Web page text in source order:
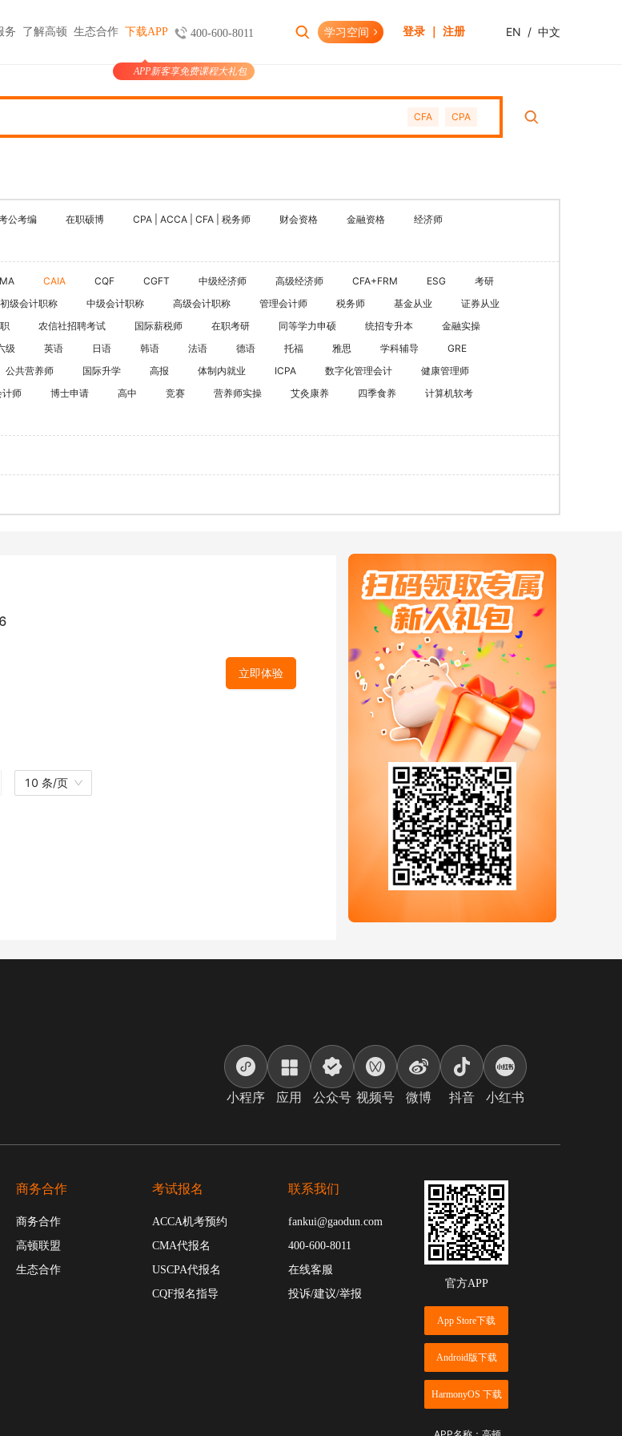
大学生实习与就业
小马学长
国际课程
紫藤国际 NEW
CPA | ACCA | CFA | 税务师
CPA
考公考编
公务员 HOT
国企招聘
留学语培
海外留学
财会资格
初级会计职称
CPA(注册会计师)
管理会计师
ACCA HOT
数字化管理会计
同等学力申硕
官方商城
务
考试报名
CQF报名指导 考试资讯
了解高顿 生态合作 下载APP
APP新客享免费课程大礼包
400-600-8011 学习空间 登录 ｜ 注册 EN / 中文
CFA CPA
公考编 在职硕博 CPA | ACCA | CFA | 税务师 财会资格 金融资格
经济师
CAIA CQF CGFT 中级经济师 高级经济师 CFA+FRM ESG
考研
初级会计职称 中级会计职称 高级会计职称 管理会计师 税务师 基金从业
证券从业
农信社招聘考试 国际薪税师 在职考研 同等学力申硕 统招专升本
金融实操
级 英语 日语 韩语 法语 德语 托福 雅思 学科辅导
GRE
公共营养师 国际升学 高报 体制内就业 ICPA 数字化管理会计
健康管理师
计师 博士申请 高中 竞赛 营养师实操 艾灸康养 四季食养
计算机软考
立即体验
10 条/页
小程序 应用 公众号 视频号 微博 抖音 小红书
商务合作
商务合作
高顿联盟
生态合作
考试报名
ACCA机考预约
CMA代报名
USCPA代报名
CQF报名指导
联系我们
fankui@gaodun.com
400-600-8011
在线客服
投诉/建议/举报
官方APP
App Store下载
Android版下载
HarmonyOS 下载